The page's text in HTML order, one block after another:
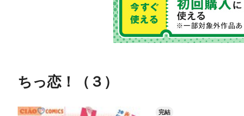
ちっ恋！（３）
完結